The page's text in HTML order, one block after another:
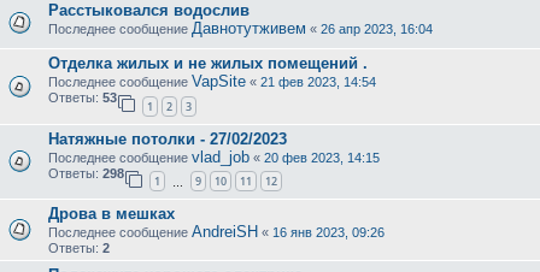
Расстыковался водослив
Последнее сообщение Давнотутживем « 26 апр 2023, 16:04
Отделка жилых и не жилых помещений .
Последнее сообщение VapSite « 21 фев 2023, 14:54
Ответы: 53
1 2 3
Натяжные потолки - 27/02/2023
Последнее сообщение vlad_job « 20 фев 2023, 14:15
Ответы: 298
1 9 10 11 12
Дрова в мешках
Последнее сообщение AndreiSH « 16 янв 2023, 09:26
Ответы: 2